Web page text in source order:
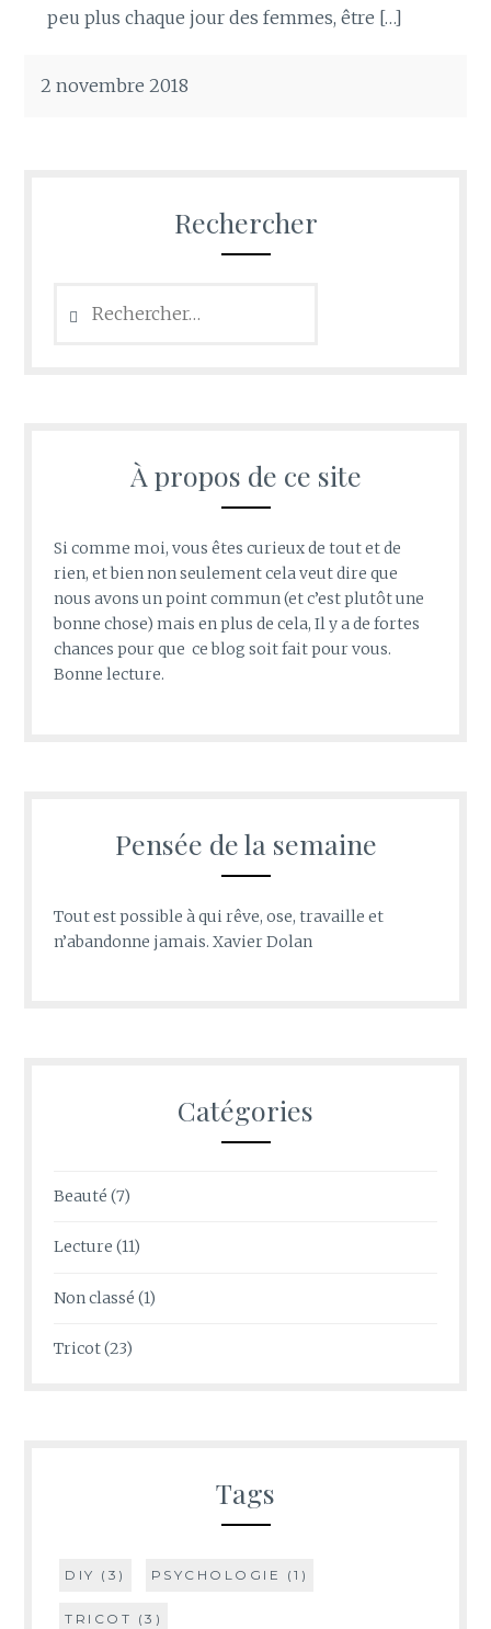
peu plus chaque jour des femmes, être […]
2 novembre 2018
Rechercher
À propos de ce site
Si comme moi, vous êtes curieux de tout et de
rien, et bien non seulement cela veut dire que
nous avons un point commun (et c’est plutôt une
bonne chose) mais en plus de cela, Il y a de fortes
chances pour que ce blog soit fait pour vous.
Bonne lecture.
Pensée de la semaine
Tout est possible à qui rêve, ose, travaille et
n’abandonne jamais. Xavier Dolan
Catégories
Beauté (7)
Lecture (11)
Non classé (1)
Tricot(23)
Tags
DIY (3) PSYCHOLOGIE (1)
TRICOT (3)